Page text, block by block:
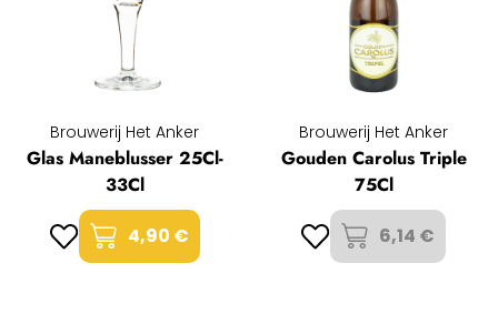
Brouwerij Het Anker
Glas Maneblusser 25Cl-
33Cl
4,90 €
Brouwerij Het Anker
Gouden Carolus Triple
75Cl
6,14 €